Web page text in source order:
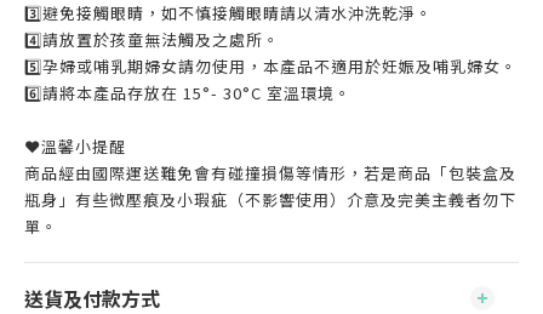
3️⃣避免接觸眼睛，如不慎接觸眼睛請以清水沖洗乾淨。
4️⃣請放置於孩童無法觸及之處所。
5️⃣孕婦或哺乳期婦女請勿使用，本產品不適用於妊娠及哺乳婦女。
6️⃣請將本產品存放在 15°- 30°C 室溫環境。
❤溫馨小提醒
商品經由國際運送難免會有碰撞損傷等情形，若是商品「包裝盒及
瓶身」有些微壓痕及小瑕疵（不影響使用）介意及完美主義者勿下
單。
送貨及付款方式